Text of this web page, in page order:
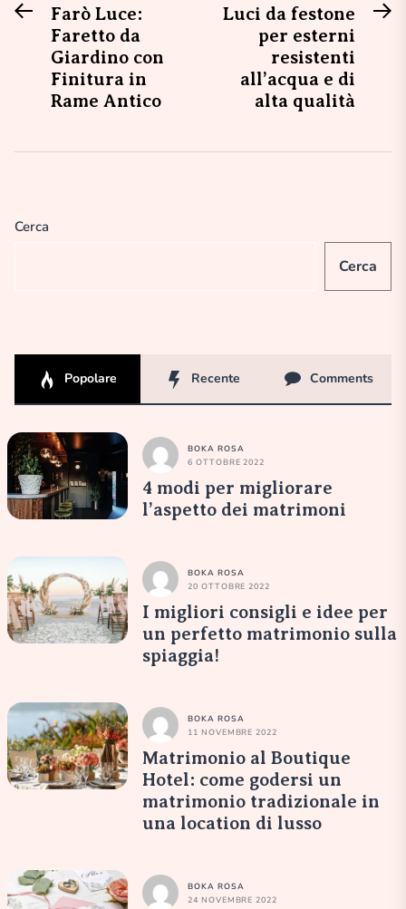
Navigazione
articoli
PreviousFarò Luce:
Faretto da
Giardino con
Finitura in
Rame Antico
Luci da festone
per esterni
resistenti
all’acqua e di
alta qualità
Cerca
Cerca
Popolare Recente Comments
BOKA ROSA
6 OTTOBRE 2022
4 modi per migliorare
l’aspetto dei matrimoni
BOKA ROSA
20 OTTOBRE 2022
I migliori consigli e idee per
un perfetto matrimonio sulla
spiaggia!
BOKA ROSA
11 NOVEMBRE 2022
Matrimonio al Boutique
Hotel: come godersi un
matrimonio tradizionale in
una location di lusso
BOKA ROSA
24 NOVEMBRE 2022